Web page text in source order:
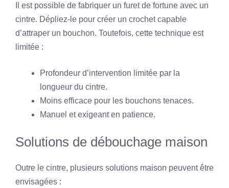
Il est possible de fabriquer un furet de fortune avec un
cintre. Dépliez-le pour créer un crochet capable
d’attraper un bouchon. Toutefois, cette technique est
limitée :
Profondeur d’intervention limitée par la
longueur du cintre.
Moins efficace pour les bouchons tenaces.
Manuel et exigeant en patience.
Solutions de débouchage maison
Outre le cintre, plusieurs solutions maison peuvent être
envisagées :